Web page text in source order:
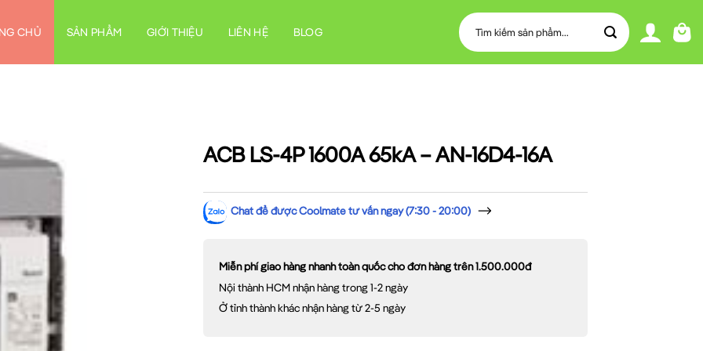
CHỦ SẢN PHẨM GIỚI THIỆU LIÊN HỆ BLOG
Tìm
kiếm:
ACB LS-4P 1600A 65kA – AN-16D4-16A
Chat để được Coolmate tư vấn ngay (7:30 - 20:00)
Miễn phí giao hàng nhanh toàn quốc cho đơn hàng trên 1.500.000đ
Nội thành HCM nhận hàng trong 1-2 ngày
Ở tỉnh thành khác nhận hàng từ 2-5 ngày